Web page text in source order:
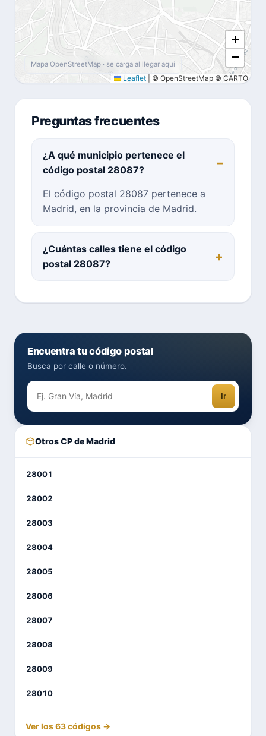
+
−
Leaflet © OpenStreetMap © CARTO
Mapa OpenStreetMap · se carga al llegar aquí
Preguntas frecuentes
¿A qué municipio pertenece el
código postal 28087?
El código postal 28087 pertenece a
Madrid, en la provincia de Madrid.
¿Cuántas calles tiene el código
postal 28087?
Encuentra tu código postal
Busca por calle o número.
Ir
Otros CP de Madrid
28001
28002
28003
28004
28005
28006
28007
28008
28009
28010
Ver los 63 códigos →